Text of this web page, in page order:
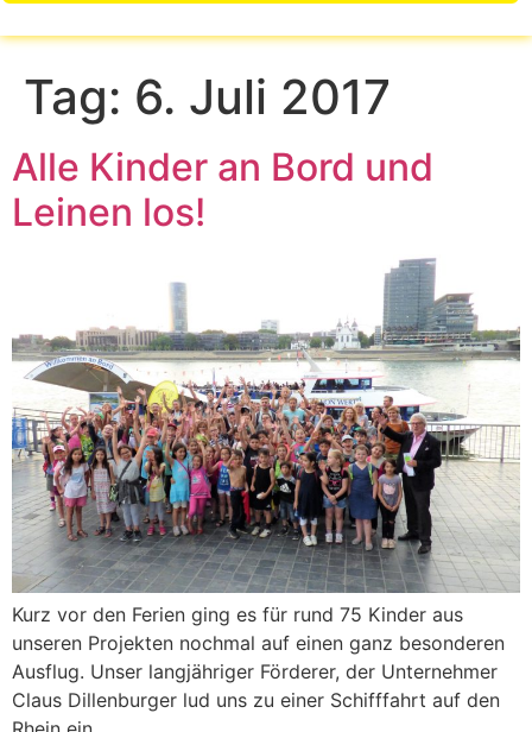
Tag: 6. Juli 2017
Alle Kinder an Bord und
Leinen los!
Kurz vor den Ferien ging es für rund 75 Kinder aus
unseren Projekten nochmal auf einen ganz besonderen
Ausflug. Unser langjähriger Förderer, der Unternehmer
Claus Dillenburger lud uns zu einer Schifffahrt auf den